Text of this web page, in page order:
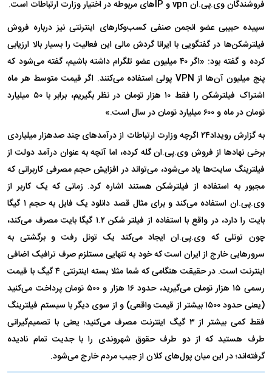
فروشندگان وی.پی.ان vpn و IP‌های مربوطه در اختیار وزارت ارتباطات است.
سپیده حبیبی عضو انجمن صنفی کسب‌وکار‌های اینترنتی نیز درباره فروش
فیلترشکن‌ها در گفتگویی با ایرانا گردش مالی این فعالیت را بسیار بالا ارزیابی
کرده و گفته بود: «اگر ۴۰ میلیون عضو تلگرام داشته باشیم، گفته می‌شود که
پنج میلیون آن‌ها از VPN پولی استفاده می‌کنند. اگر قیمت متوسط هر ماه
اشتراک فیلترشکن را فقط ۱۰ هزار تومان در نظر بگیریم، برابر با ۵۰ میلیارد
تومان در ماه و ۶۰۰ میلیارد تومان در سال است.»
به گزارش رویداد۲۴ اگرچه وزارت ارتباطات از درآمد‌های چند صدهزار میلیاردی
برخی نهاد‌ها از فروش وی.پی.ان گله کرده، اما آنچه به عنوان درآمد دولت از
فیلترینگ سایت‌ها یاد می‌شود، می‌تواند در افزایش حجم مصرفی کاربرانی که
مجبور به استفاده از فیلترشکن هستند اشاره کرد. زمانی که یک کاربر از
وی.پی.ان استفاده می‌کند و برای مثال قصد دانلود یک فایل به حجم ۱ گیگا
بایت را دارد، در واقع با استفاده از فیلتر شکن ۱.۲ گیگا بایت مصرف می‌کند،
چون تونلی که وی.پی.ان ایجاد می‌کند یک تونل رفت و برگشتی به
سرور‌هایی خارج از ایران است که خود به تنهایی مستلزم صرف ترافیک اضافی
اینترنت است. در حقیقت هنگامی که شما مثلا بسته اینترنتی ۴ گیگ با قیمت
رسمی ۱۵ هزار تومان می‌گیرید، حدود ۱۶ هزار و ۵۰۰ تومان پرداخت می‌کنید
(یعنی حدود ۱۵۰۰ بیشتر از قیمت واقعی) و از سوی دیگر با سیستم فیلترینگ
فقط کمی بیشتر از ۳ گیگ اینترنت مصرف می‌کنید؛ یعنی با تصمیم‌گیرانی
طرف هستید که از دو طرف حقوق شهروندی را با جدیت تمام نادیده
گرفته‌اند؛ در این میان پول‌های کلان از جیب مردم خارج می‌شود.